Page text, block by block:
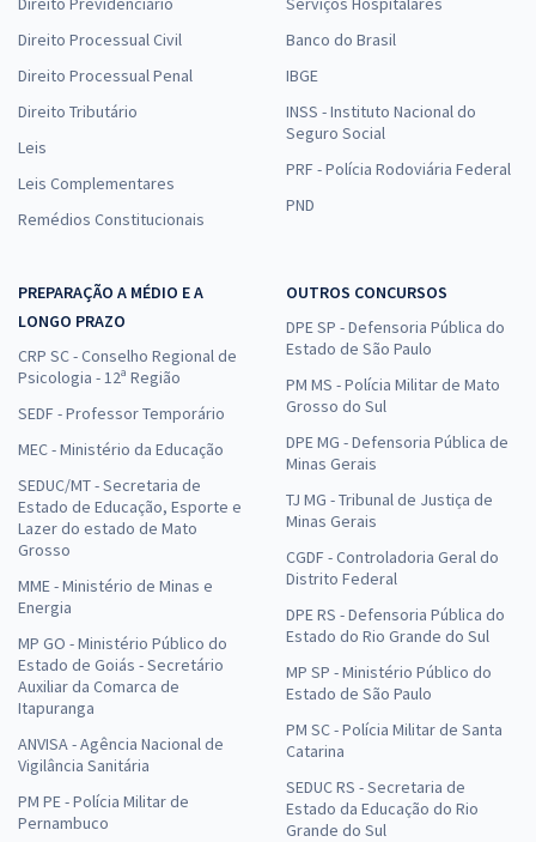
Direito Processual Civil
Direito Processual Penal
Direito Tributário
Leis
Leis Complementares
Remédios Constitucionais
Banco do Brasil
IBGE
INSS - Instituto Nacional do
Seguro Social
PRF - Polícia Rodoviária Federal
PND
PREPARAÇÃO A MÉDIO E A
LONGO PRAZO
CRP SC - Conselho Regional de
Psicologia - 12ª Região
SEDF - Professor Temporário
MEC - Ministério da Educação
SEDUC/MT - Secretaria de
Estado de Educação, Esporte e
Lazer do estado de Mato
Grosso
MME - Ministério de Minas e
Energia
MP GO - Ministério Público do
Estado de Goiás - Secretário
Auxiliar da Comarca de
Itapuranga
ANVISA - Agência Nacional de
Vigilância Sanitária
PM PE - Polícia Militar de
Pernambuco
OUTROS CONCURSOS
DPE SP - Defensoria Pública do
Estado de São Paulo
PM MS - Polícia Militar de Mato
Grosso do Sul
DPE MG - Defensoria Pública de
Minas Gerais
TJ MG - Tribunal de Justiça de
Minas Gerais
CGDF - Controladoria Geral do
Distrito Federal
DPE RS - Defensoria Pública do
Estado do Rio Grande do Sul
MP SP - Ministério Público do
Estado de São Paulo
PM SC - Polícia Militar de Santa
Catarina
SEDUC RS - Secretaria de
Estado da Educação do Rio
Grande do Sul